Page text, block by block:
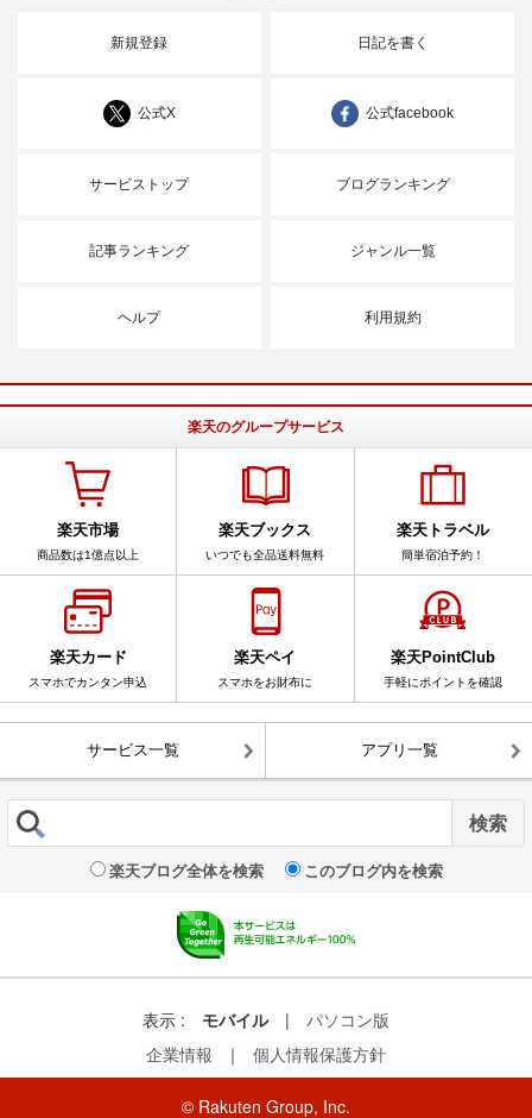
新規登録 日記を書く
公式X 公式facebook
サービストップ ブログランキング
記事ランキング ジャンル一覧
ヘルプ 利用規約
楽天のグループサービス
楽天市場
商品数は1億点以上
楽天ブックス
いつでも全品送料無料
楽天トラベル
簡単宿泊予約！
楽天カード
スマホでカンタン申込
楽天ペイ
スマホをお財布に
楽天PointClub
手軽にポイントを確認
サービス一覧 アプリ一覧
楽天ブログ全体を検索 このブログ内を検索
表示 : モバイル |
パソコン版
企業情報
｜ 個人情報保護方針
© Rakuten Group, Inc.